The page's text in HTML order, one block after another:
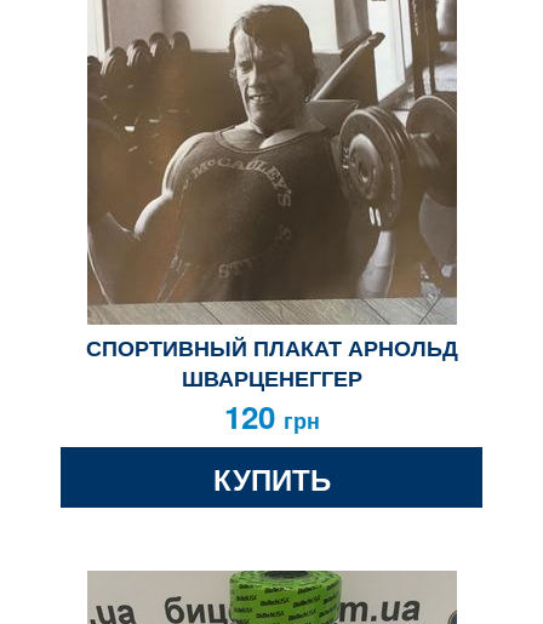
СПОРТИВНЫЙ ПЛАКАТ АРНОЛЬД
ШВАРЦЕНЕГГЕР
120 грн
КУПИТЬ